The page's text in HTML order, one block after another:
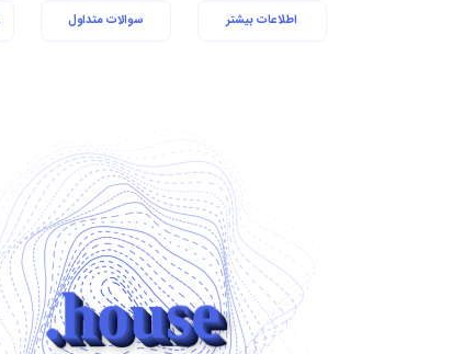
اطلاعات بیشتر سوالات متداول
.house